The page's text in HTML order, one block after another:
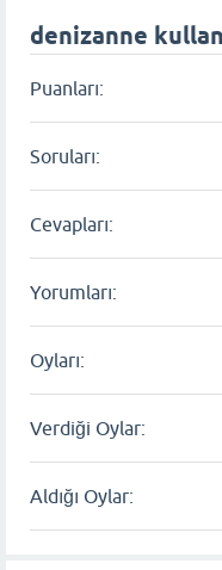
denizanne
Puanları:
Soruları:
Cevapları:
Yorumları:
Oyları:
Verdiği Oylar:
Aldığı Oylar: